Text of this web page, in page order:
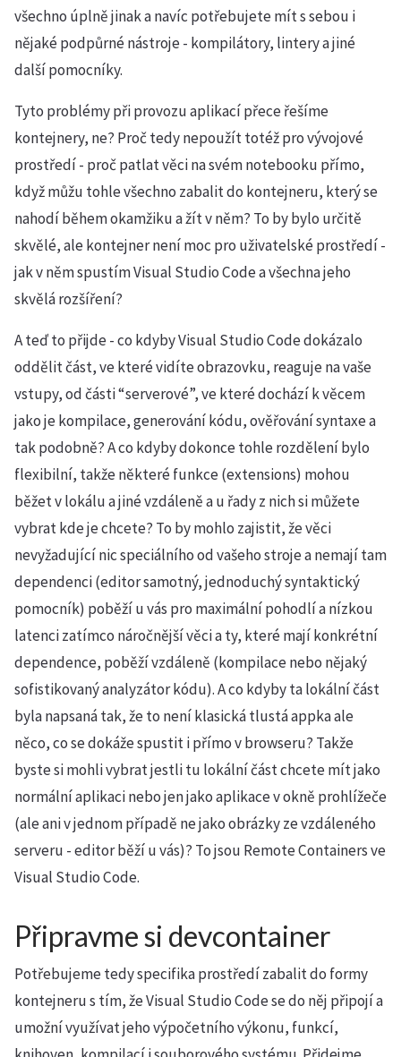
všechno úplně jinak a navíc potřebujete mít s sebou i
nějaké podpůrné nástroje - kompilátory, lintery a jiné
další pomocníky.
Tyto problémy při provozu aplikací přece řešíme
kontejnery, ne? Proč tedy nepoužít totéž pro vývojové
prostředí - proč patlat věci na svém notebooku přímo,
když můžu tohle všechno zabalit do kontejneru, který se
nahodí během okamžiku a žít v něm? To by bylo určitě
skvělé, ale kontejner není moc pro uživatelské prostředí -
jak v něm spustím Visual Studio Code a všechna jeho
skvělá rozšíření?
A teď to přijde - co kdyby Visual Studio Code dokázalo
oddělit část, ve které vidíte obrazovku, reaguje na vaše
vstupy, od části “serverové”, ve které dochází k věcem
jako je kompilace, generování kódu, ověřování syntaxe a
tak podobně? A co kdyby dokonce tohle rozdělení bylo
flexibilní, takže některé funkce (extensions) mohou
běžet v lokálu a jiné vzdáleně a u řady z nich si můžete
vybrat kde je chcete? To by mohlo zajistit, že věci
nevyžadující nic speciálního od vašeho stroje a nemají tam
dependenci (editor samotný, jednoduchý syntaktický
pomocník) poběží u vás pro maximální pohodlí a nízkou
latenci zatímco náročnější věci a ty, které mají konkrétní
dependence, poběží vzdáleně (kompilace nebo nějaký
sofistikovaný analyzátor kódu). A co kdyby ta lokální část
byla napsaná tak, že to není klasická tlustá appka ale
něco, co se dokáže spustit i přímo v browseru? Takže
byste si mohli vybrat jestli tu lokální část chcete mít jako
normální aplikaci nebo jen jako aplikace v okně prohlížeče
(ale ani v jednom případě ne jako obrázky ze vzdáleného
serveru - editor běží u vás)? To jsou Remote Containers ve
Visual Studio Code.
Připravme si devcontainer
Potřebujeme tedy specifika prostředí zabalit do formy
kontejneru s tím, že Visual Studio Code se do něj připojí a
umožní využívat jeho výpočetního výkonu, funkcí,